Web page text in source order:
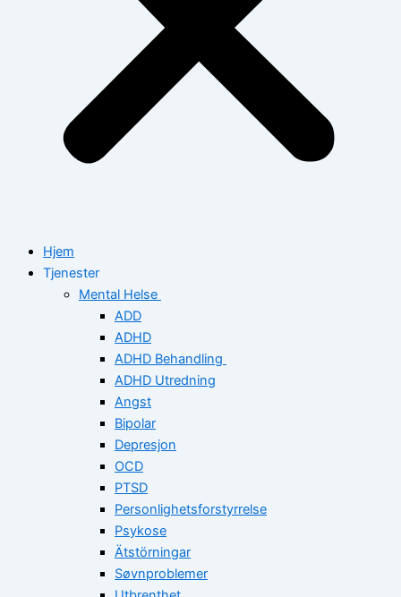
Hjem
Tjenester
Mental Helse
ADD
ADHD
ADHD Behandling
ADHD Utredning
Angst
Bipolar
Depresjon
OCD
PTSD
Personlighetsforstyrrelse
Psykose
Ätstörningar
Søvnproblemer